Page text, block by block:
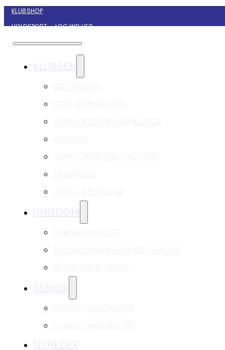
KLUBSHOP
HOLDSPORT – LOG IND HER
KONTAKT NYBORG GIF HÅNDBOLD